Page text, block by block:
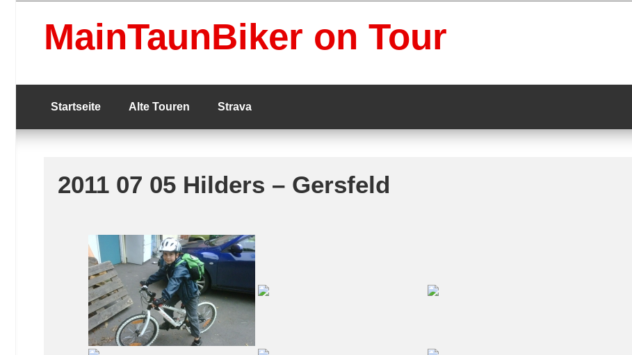
contentMainTaunBiker on Tour
Startseite Alte Touren Strava
2011 07 05 Hilders – Gersfeld